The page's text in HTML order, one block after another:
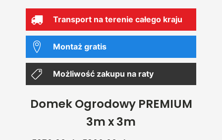
Transport na terenie całego kraju
Montaż gratis
Możliwość zakupu na raty
Domek Ogrodowy PREMIUM
3m x 3m